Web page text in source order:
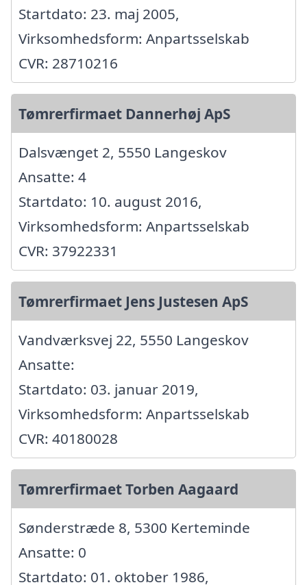
Startdato: 23. maj 2005,
Virksomhedsform: Anpartsselskab
CVR: 28710216
Tømrerfirmaet Dannerhøj ApS
Dalsvænget 2, 5550 Langeskov
Ansatte: 4
Startdato: 10. august 2016,
Virksomhedsform: Anpartsselskab
CVR: 37922331
Tømrerfirmaet Jens Justesen ApS
Vandværksvej 22, 5550 Langeskov
Ansatte:
Startdato: 03. januar 2019,
Virksomhedsform: Anpartsselskab
CVR: 40180028
Tømrerfirmaet Torben Aagaard
Sønderstræde 8, 5300 Kerteminde
Ansatte: 0
Startdato: 01. oktober 1986,